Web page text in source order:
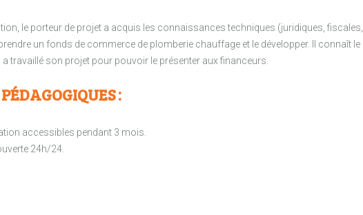
le porteur de projet a acquis les connaissances techniques (juridiques,
un fonds de commerce de plomberie chauffage et le développer. Il connaît
travaillé son projet pour pouvoir le présenter aux financeurs.
:
accessibles pendant 3 mois.
24h/24.